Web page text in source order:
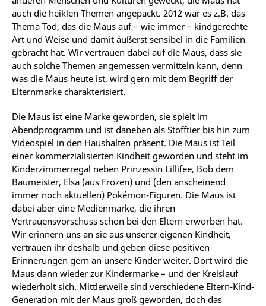
auch die heiklen Themen angepackt. 2012 war es z.B. das
Thema Tod, das die Maus auf – wie immer – kindgerechte
Art und Weise und damit äußerst sensibel in die Familien
gebracht hat. Wir vertrauen dabei auf die Maus, dass sie
auch solche Themen angemessen vermitteln kann, denn
was die Maus heute ist, wird gern mit dem Begriff der
Elternmarke charakterisiert.
Die Maus ist eine Marke geworden, sie spielt im
Abendprogramm und ist daneben als Stofftier bis hin zum
Videospiel in den Haushalten präsent. Die Maus ist Teil
einer kommerzialisierten Kindheit geworden und steht im
Kinderzimmerregal neben Prinzessin Lillifee, Bob dem
Baumeister, Elsa (aus Frozen) und (den anscheinend
immer noch aktuellen) Pokémon-Figuren. Die Maus ist
dabei aber eine Medienmarke, die ihren
Vertrauensvorschuss schon bei den Eltern erworben hat.
Wir erinnern uns an sie aus unserer eigenen Kindheit,
vertrauen ihr deshalb und geben diese positiven
Erinnerungen gern an unsere Kinder weiter. Dort wird die
Maus dann wieder zur Kindermarke – und der Kreislauf
wiederholt sich. Mittlerweile sind verschiedene Eltern-Kind-
Generation mit der Maus groß geworden, doch das